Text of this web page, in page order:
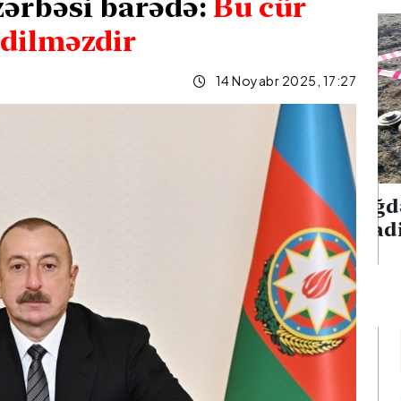
barədə: Bu cür
14 Noyabr 2025, 17:27
edən iki
Ağdərədə mina
hadisəsi baş verib